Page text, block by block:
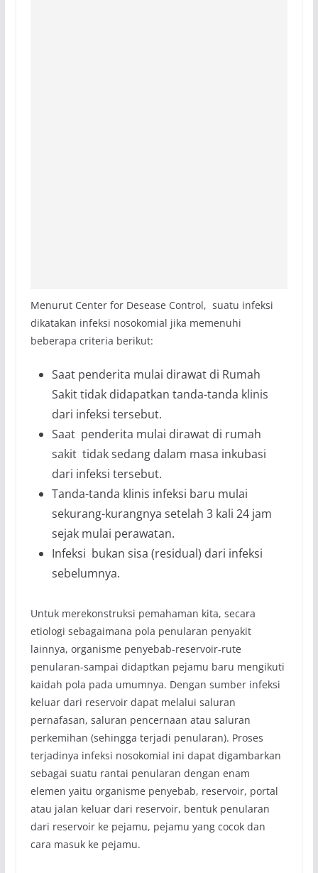
Menurut Center for Desease Control, suatu infeksi
dikatakan infeksi nosokomial jika memenuhi
beberapa criteria berikut:
Saat penderita mulai dirawat di Rumah
Sakit tidak didapatkan tanda-tanda klinis
dari infeksi tersebut.
Saat penderita mulai dirawat di rumah
sakit tidak sedang dalam masa inkubasi
dari infeksi tersebut.
Tanda-tanda klinis infeksi baru mulai
sekurang-kurangnya setelah 3 kali 24 jam
sejak mulai perawatan.
Infeksi bukan sisa (residual) dari infeksi
sebelumnya.
Untuk merekonstruksi pemahaman kita, secara
etiologi sebagaimana pola penularan penyakit
lainnya, organisme penyebab-reservoir-rute
penularan-sampai didaptkan pejamu baru mengikuti
kaidah pola pada umumnya. Dengan sumber infeksi
keluar dari reservoir dapat melalui saluran
pernafasan, saluran pencernaan atau saluran
perkemihan (sehingga terjadi penularan). Proses
terjadinya infeksi nosokomial ini dapat digambarkan
sebagai suatu rantai penularan dengan enam
elemen yaitu organisme penyebab, reservoir, portal
atau jalan keluar dari reservoir, bentuk penularan
dari reservoir ke pejamu, pejamu yang cocok dan
cara masuk ke pejamu.